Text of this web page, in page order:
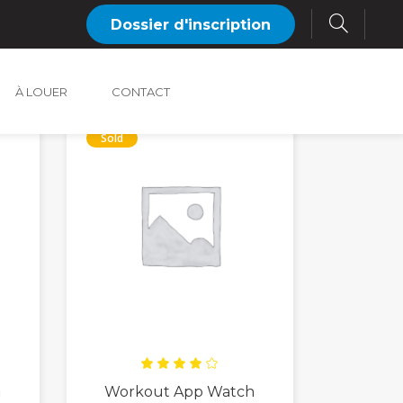
Dossier d'inscription
À LOUER CONTACT
Sold
4.00
Workout App Watch